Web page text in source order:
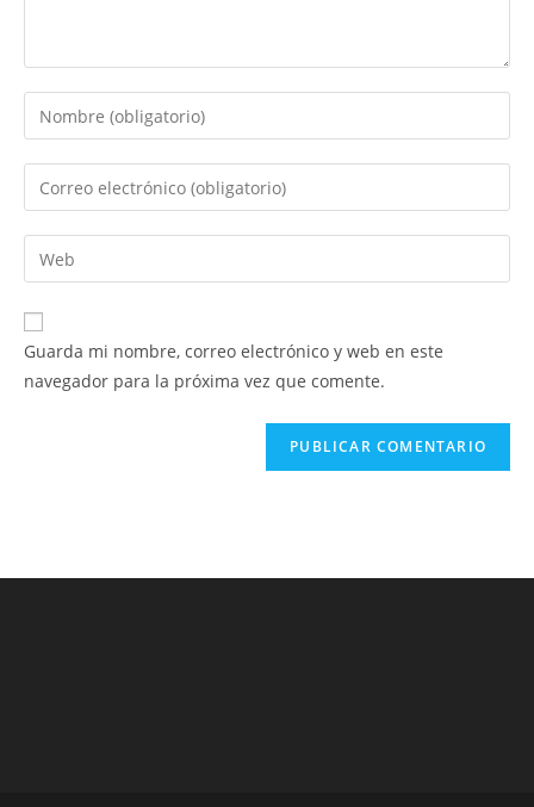
Introduce
tu
nombre
de
usuario
para
comentar
Introduce
tu
dirección
de
electrónico
para
comentar
Introduce
la
URL
de
Guarda mi nombre, correo electrónico y web en este
navegador para la próxima vez que comente.